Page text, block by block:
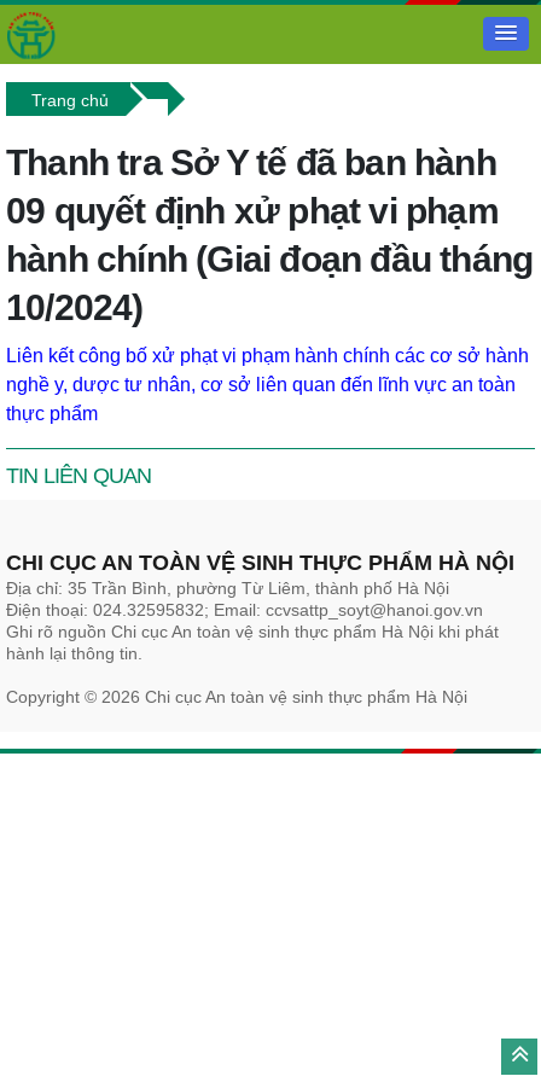
Trang chủ
Thanh tra Sở Y tế đã ban hành
09 quyết định xử phạt vi phạm
hành chính (Giai đoạn đầu tháng
10/2024)
Liên kết công bố xử phạt vi phạm hành chính các cơ sở hành
nghề y, dược tư nhân, cơ sở liên quan đến lĩnh vực an toàn
thực phẩm
TIN LIÊN QUAN
CHI CỤC AN TOÀN VỆ SINH THỰC PHẨM HÀ NỘI
Địa chỉ: 35 Trần Bình, phường Từ Liêm, thành phố Hà Nội
Điện thoại: 024.32595832; Email: ccvsattp_soyt@hanoi.gov.vn
Ghi rõ nguồn Chi cục An toàn vệ sinh thực phẩm Hà Nội khi phát
hành lại thông tin.
Copyright © 2026 Chi cục An toàn vệ sinh thực phẩm Hà Nội